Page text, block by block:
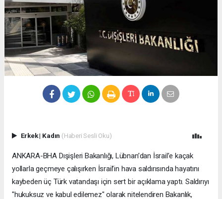
Erkek| Kadın (Haberi Sesli Oku)
ANKARA-BHA Dışişleri Bakanlığı, Lübnan’dan İsrail’e kaçak
yollarla geçmeye çalışırken İsrail’in hava saldırısında hayatını
kaybeden üç Türk vatandaşı için sert bir açıklama yaptı. Saldırıyı
"hukuksuz ve kabul edilemez" olarak nitelendiren Bakanlık,